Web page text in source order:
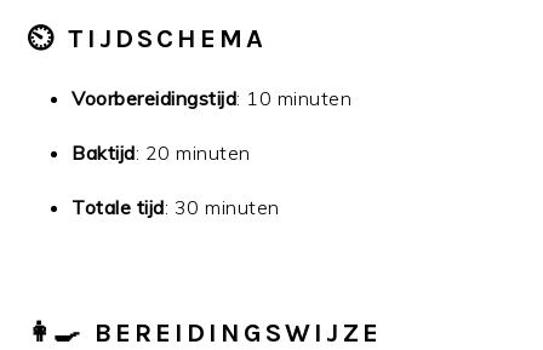
⏲️TIJDSCHEMA
Voorbereidingstijd: 10 minuten
Baktijd: 20 minuten
Totale tijd: 30 minuten
👩‍🍳 BEREIDINGSWIJZE